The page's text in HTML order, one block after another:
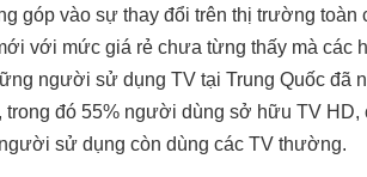
góp vào sự thay đổi trên thị trường
với mức giá rẻ chưa từng thấy mà các
người sử dụng TV tại Trung Quốc đã
đó 55% người dùng sở hữu TV HD,
sử dụng còn dùng các TV thường.